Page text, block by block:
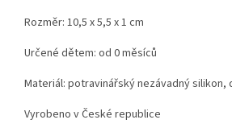
Rozměr: 10,5 x 5,5 x 1 cm
Určené dětem: od 0 měsíců
Materiál: potravinářský nezávadný silikon,
Vyrobeno v České republice